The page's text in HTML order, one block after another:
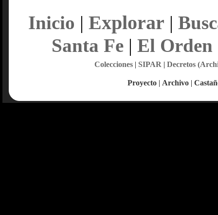
Inicio | Explorar |
Santa Fe| El Orden
Colecciones| SIPAR | Decretos
Proyecto | Archivo |